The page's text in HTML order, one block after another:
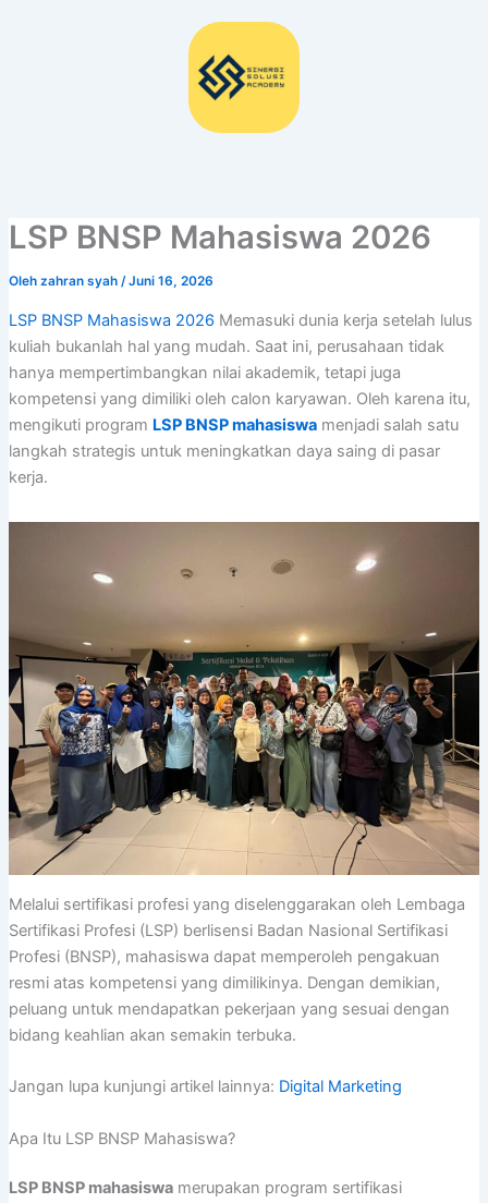
LSP BNSP Mahasiswa 2026
Oleh zahran syah /Juni 16, 2026
LSP BNSP Mahasiswa 2026 Memasuki dunia kerja setelah lulus
kuliah bukanlah hal yang mudah. Saat ini, perusahaan tidak
hanya mempertimbangkan nilai akademik, tetapi juga
kompetensi yang dimiliki oleh calon karyawan. Oleh karena itu,
mengikuti program LSP BNSP mahasiswa menjadi salah satu
langkah strategis untuk meningkatkan daya saing di pasar
kerja.
Melalui sertifikasi profesi yang diselenggarakan oleh Lembaga
Sertifikasi Profesi (LSP) berlisensi Badan Nasional Sertifikasi
Profesi (BNSP), mahasiswa dapat memperoleh pengakuan
resmi atas kompetensi yang dimilikinya. Dengan demikian,
peluang untuk mendapatkan pekerjaan yang sesuai dengan
bidang keahlian akan semakin terbuka.
Jangan lupa kunjungi artikel lainnya: Digital Marketing
Apa Itu LSP BNSP Mahasiswa?
LSP BNSP mahasiswamerupakan program sertifikasi